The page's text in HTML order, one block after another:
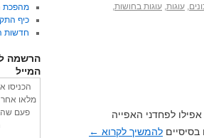
, עוגות, עוגות בחושות,
לפחדני האפייה
להמשיך לקרוא ←
מהפכת
כיף
חדשות
הרשמה
המייל
הכניסו
מלאו אחר
פעם